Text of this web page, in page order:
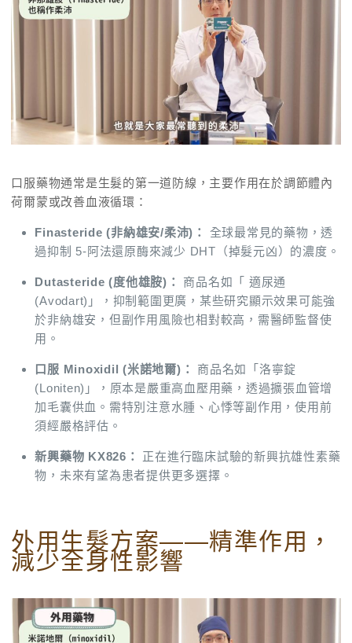
口服藥物通常是生髮的第一道防線，主要作用在於調節體內
荷爾蒙或改善血液循環：
Finasteride (非納雄安/柔沛)：
全球最常見的藥物，透
過抑制 5-阿法還原酶來減少 DHT（掉髮元凶）的濃度。
Dutasteride (度他雄胺)：
商品名如「 適尿通
(Avodart)」，抑制範圍更廣，某些研究顯示效果可能強
於非納雄安，但副作用風險也相對較高，需醫師監督使
用。
口服 Minoxidil (米諾地爾)：
商品名如「洛寧錠
(Loniten)」，原本是嚴重高血壓用藥，透過擴張血管增
加毛囊供血。需特別注意水腫、心悸等副作用，使用前
須經嚴格評估。
新興藥物 KX826：
正在進行臨床試驗的新興抗雄性素藥
物，未來有望為患者提供更多選擇。
外用生髮方案——精準作用，
減少全身性影響